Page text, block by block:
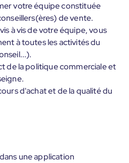
votre équipe constituée
de vente.
à vis de votre équipe, vous
à toutes les activités du
de la politique commerciale et
d'achat et de la qualité du
une application